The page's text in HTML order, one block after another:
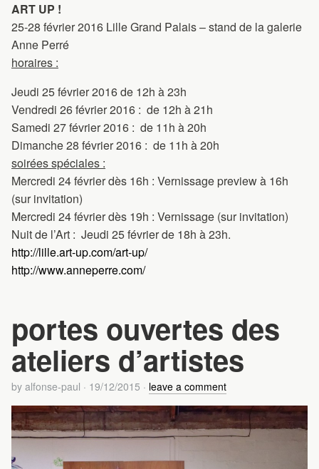
ART UP !
25-28 février 2016 Lille Grand Palais – stand de la galerie
Anne Perré
horaires :
Jeudi 25 février 2016 de 12h à 23h
Vendredi 26 février 2016 : de 12h à 21h
Samedi 27 février 2016 : de 11h à 20h
Dimanche 28 février 2016 : de 11h à 20h
soirées spéciales :
Mercredi 24 février dès 16h : Vernissage preview à 16h
(sur invitation)
Mercredi 24 février dès 19h : Vernissage (sur invitation)
Nuit de l’Art : Jeudi 25 février de 18h à 23h.
http://lille.art-up.com/art-up/
http://www.anneperre.com/
portes ouvertes des
ateliers d’artistes
by alfonse-paul · 19/12/2015 · leave a comment